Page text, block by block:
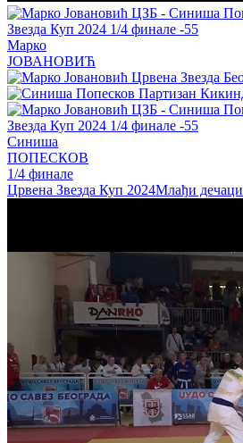
Марко
ЈОВАНОВИЋ
Синиша
ПОПЕСКОВ
1/4 финале
Црвена Звезда Куп 2024Млађи дечаци